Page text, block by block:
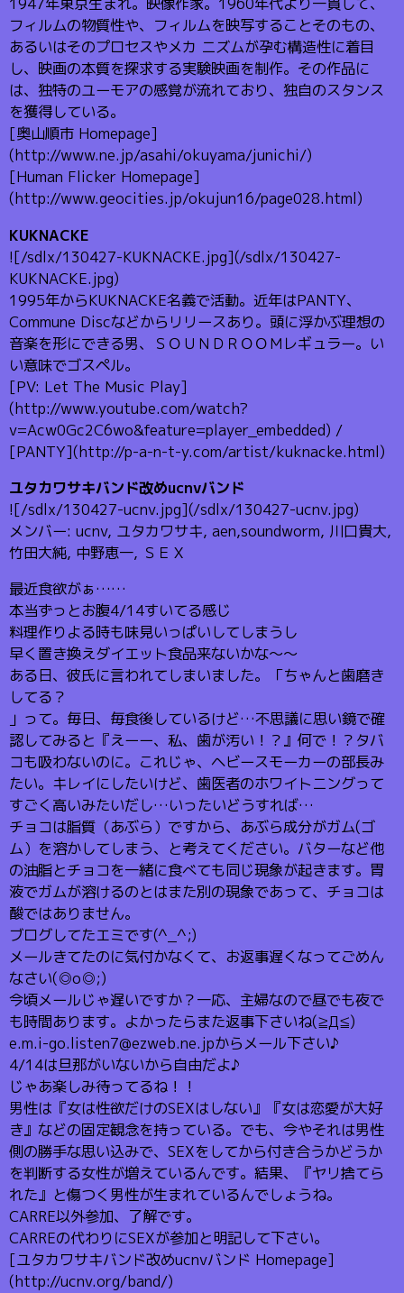
フィルムの物質性や、フィルムを映写することそのもの、
あるいはそのプロセスやメカ ニズムが孕む構造性に着目
し、映画の本質を探求する実験映画を制作。その作品に
は、独特のユーモアの感覚が流れており、独自のスタンス
を獲得している。
[奥山順市 Homepage]
(http://www.ne.jp/asahi/okuyama/junichi/)
[Human Flicker Homepage]
(http://www.geocities.jp/okujun16/page028.html)
KUKNACKE
![/sdlx/130427-KUKNACKE.jpg](/sdlx/130427-
KUKNACKE.jpg)
1995年からKUKNACKE名義で活動。近年はPANTY、
Commune Discなどからリリースあり。頭に浮かぶ理想の
音楽を形にできる男、ＳＯＵＮＤＲＯＯＭレギュラー。い
い意味でゴスペル。
[PV: Let The Music Play]
(http://www.youtube.com/watch?
v=Acw0Gc2C6wo&feature=player_embedded) /
[PANTY](http://p-a-n-t-y.com/artist/kuknacke.html)
ユタカワサキバンド改めucnvバンド
![/sdlx/130427-ucnv.jpg](/sdlx/130427-ucnv.jpg)
メンバー: ucnv, ユタカワサキ, aen,soundworm, 川口貴大,
竹田大純, 中野恵一, ＳＥＸ
最近食欲がぁ……
本当ずっとお腹4/14すいてる感じ
料理作りよる時も味見いっぱいしてしまうし
早く置き換えダイエット食品来ないかな～～
ある日、彼氏に言われてしまいました。「ちゃんと歯磨き
してる？
」って。毎日、毎食後しているけど…不思議に思い鏡で確
認してみると『えーー、私、歯が汚い！？』何で！？タバ
コも吸わないのに。これじゃ、ヘビースモーカーの部長み
たい。キレイにしたいけど、歯医者のホワイトニングって
すごく高いみたいだし…いったいどうすれば…
チョコは脂質（あぶら）ですから、あぶら成分がガム(ゴ
ム）を溶かしてしまう、と考えてください。バターなど他
の油脂とチョコを一緒に食べても同じ現象が起きます。胃
液でガムが溶けるのとはまた別の現象であって、チョコは
酸ではありません。
ブログしてたエミです(^_^;)
メールきてたのに気付かなくて、お返事遅くなってごめん
なさい(◎o◎;)
今頃メールじゃ遅いですか？一応、主婦なので昼でも夜で
も時間あります。よかったらまた返事下さいね(≧Д≦)
e.m.i-go.listen7@ezweb.ne.jpからメール下さい♪
4/14は旦那がいないから自由だよ♪
じゃあ楽しみ待ってるね！！
男性は『女は性欲だけのSEXはしない』『女は恋愛が大好
き』などの固定観念を持っている。でも、今やそれは男性
側の勝手な思い込みで、SEXをしてから付き合うかどうか
を判断する女性が増えているんです。結果、『ヤリ捨てら
れた』と傷つく男性が生まれているんでしょうね。
CARRE以外参加、了解です。
CARREの代わりにSEXが参加と明記して下さい。
[ユタカワサキバンド改めucnvバンド Homepage]
(http://ucnv.org/band/)